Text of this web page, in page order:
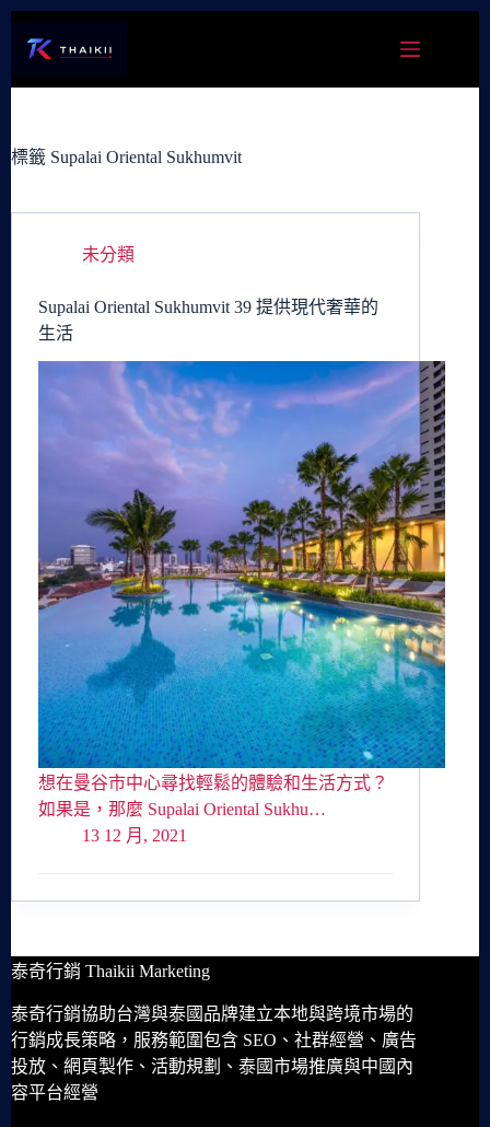
容
標籤 Supalai Oriental Sukhumvit
未分類
Supalai Oriental Sukhumvit 39 提供現代奢華的
生活
想在曼谷市中心尋找輕鬆的體驗和生活方式？
如果是，那麼 Supalai Oriental Sukhu…
13 12 月, 2021
泰奇行銷 Thaikii Marketing
泰奇行銷協助台灣與泰國品牌建立本地與跨境市場的
行銷成長策略，服務範圍包含 SEO、社群經營、廣告
投放、網頁製作、活動規劃、泰國市場推廣與中國內
容平台經營